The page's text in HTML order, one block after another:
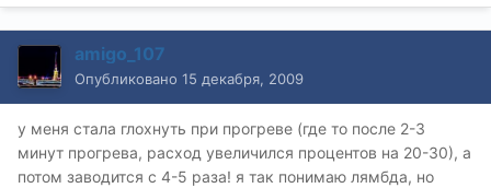
amigo_107
Опубликовано 15 декабря, 2009
у меня стала глохнуть при прогреве (где то после 2-3
минут прогрева, расход увеличился процентов на 20-30), а
потом заводится с 4-5 раза! я так понимаю лямбда, но